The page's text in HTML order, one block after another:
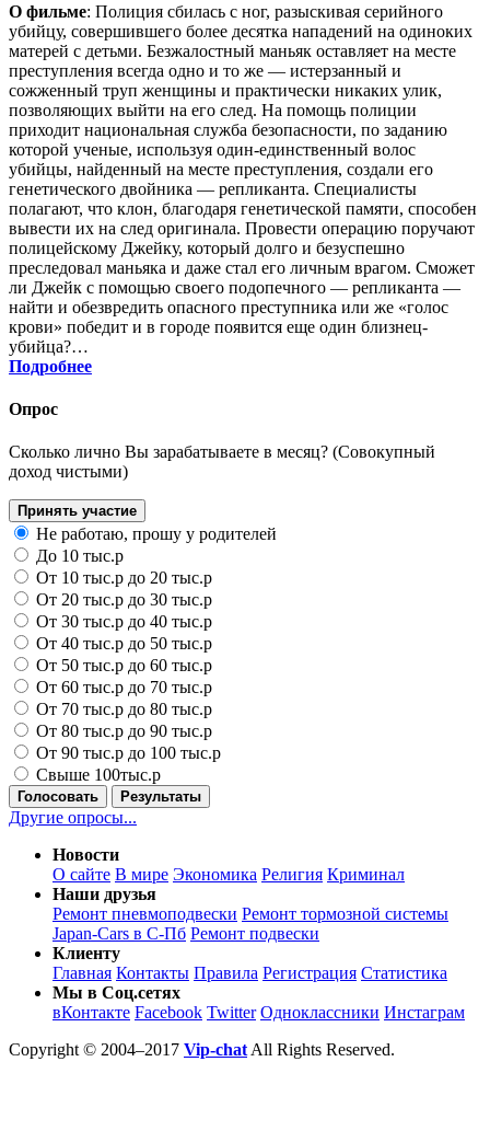
О фильме: Полиция сбилась с ног, разыскивая серийного
убийцу, совершившего более десятка нападений на одиноких
матерей с детьми. Безжалостный маньяк оставляет на месте
преступления всегда одно и то же — истерзанный и
сожженный труп женщины и практически никаких улик,
позволяющих выйти на его след. На помощь полиции
приходит национальная служба безопасности, по заданию
которой ученые, используя один-единственный волос
убийцы, найденный на месте преступления, создали его
генетического двойника — репликанта. Специалисты
полагают, что клон, благодаря генетической памяти, способен
вывести их на след оригинала. Провести операцию поручают
полицейскому Джейку, который долго и безуспешно
преследовал маньяка и даже стал его личным врагом. Сможет
ли Джейк с помощью своего подопечного — репликанта —
найти и обезвредить опасного преступника или же «голос
крови» победит и в городе появится еще один близнец-
убийца?…
Подробнее
Опрос
Сколько лично Вы зарабатываете в месяц? (Совокупный
доход чистыми)
Принять участие
Не работаю, прошу у родителей
До 10 тыс.р
От 10 тыс.р до 20 тыс.р
От 20 тыс.р до 30 тыс.р
От 30 тыс.р до 40 тыс.р
От 40 тыс.р до 50 тыс.р
От 50 тыс.р до 60 тыс.р
От 60 тыс.р до 70 тыс.р
От 70 тыс.р до 80 тыс.р
От 80 тыс.р до 90 тыс.р
От 90 тыс.р до 100 тыс.р
Свыше 100тыс.р
Голосовать Результаты
Другие опросы...
Новости
О сайте В мире Экономика Религия Криминал
Наши друзья
Ремонт пневмоподвески Ремонт тормозной системы
Japan-Cars в С-Пб Ремонт подвески
Клиенту
Главная Контакты Правила Регистрация Статистика
Мы в Соц.сетях
вКонтакте Facebook Twitter Одноклассники Инстаграм
Copyright © 2004–2017 Vip-chat All Rights Reserved.